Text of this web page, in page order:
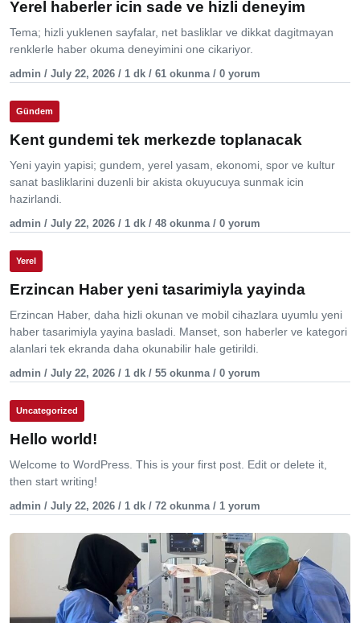
Yerel haberler icin sade ve hizli deneyim
Tema; hizli yuklenen sayfalar, net basliklar ve dikkat dagitmayan
renklerle haber okuma deneyimini one cikariyor.
admin / July 22, 2026 / 1 dk / 61 okunma / 0 yorum
Gündem
Kent gundemi tek merkezde toplanacak
Yeni yayin yapisi; gundem, yerel yasam, ekonomi, spor ve kultur
sanat basliklarini duzenli bir akista okuyucuya sunmak icin
hazirlandi.
admin / July 22, 2026 / 1 dk / 48 okunma / 0 yorum
Yerel
Erzincan Haber yeni tasarimiyla yayinda
Erzincan Haber, daha hizli okunan ve mobil cihazlara uyumlu yeni
haber tasarimiyla yayina basladi. Manset, son haberler ve kategori
alanlari tek ekranda daha okunabilir hale getirildi.
admin / July 22, 2026 / 1 dk / 55 okunma / 0 yorum
Uncategorized
Hello world!
Welcome to WordPress. This is your first post. Edit or delete it,
then start writing!
admin / July 22, 2026 / 1 dk / 72 okunma / 1 yorum